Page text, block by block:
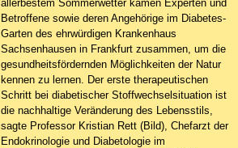
allerbestem Sommerwetter kamen Experten und
Betroffene sowie deren Angehörige im Diabetes-
Garten des ehrwürdigen Krankenhaus
Sachsenhausen in Frankfurt zusammen, um die
gesundheitsfördernden Möglichkeiten der Natur
kennen zu lernen. Der erste therapeutischen
Schritt bei diabetischer Stoffwechselsituation ist
die nachhaltige Veränderung des Lebensstils,
sagte Professor Kristian Rett (Bild), Chefarzt der
Endokrinologie und Diabetologie im